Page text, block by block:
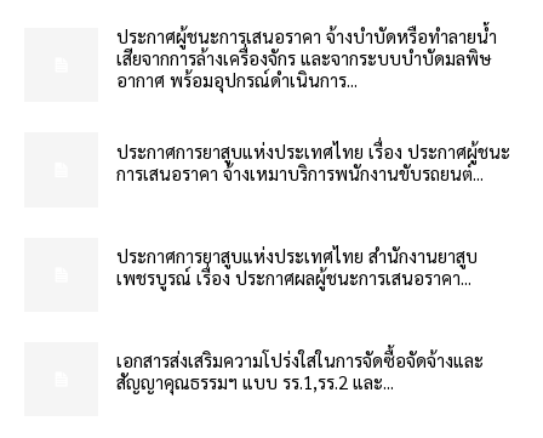
ประกาศผู้ชนะการเสนอราคา จ้างบำบัดหรือทำลายน้ำ
เสียจากการล้างเครื่องจักร และจากระบบบำบัดมลพิษ
อากาศ พร้อมอุปกรณ์ดำเนินการ...
ประกาศการยาสูบแห่งประเทศไทย เรื่อง ประกาศผู้ชนะ
การเสนอราคา จ้างเหมาบริการพนักงานขับรถยนต์...
ประกาศการยาสูบแห่งประเทศไทย สำนักงานยาสูบ
เพชรบูรณ์ เรื่อง ประกาศผลผู้ชนะการเสนอราคา...
เอกสารส่งเสริมความโปร่งใสในการจัดซื้อจัดจ้างและ
สัญญาคุณธรรมฯ แบบ รร.1,รร.2 และ...